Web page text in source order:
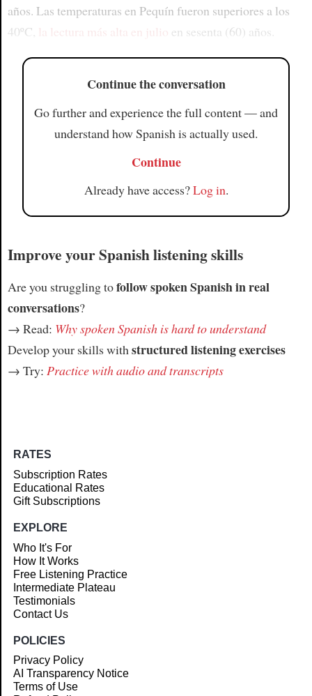
años. Las temperaturas en Pequín fueron superiores a los
40ºC, la lectura más alta en julio en sesenta (60) años.
Continue the conversation
Go further and experience the full content — and
understand how Spanish is actually used.
Continue
Already have access?Log in.
Improve your Spanish listening skills
Are you struggling tofollow spoken Spanish in real
conversations?
→ Read: Why spoken Spanish is hard to understand
Develop your skills with structured listening exercises
→ Try: Practice with audio and transcripts
RATES
Subscription Rates
Educational Rates
Gift Subscriptions
EXPLORE
Who It's For
How It Works
Free Listening Practice
Intermediate Plateau
Testimonials
Contact Us
POLICIES
Privacy Policy
AI Transparency Notice
Terms of Use